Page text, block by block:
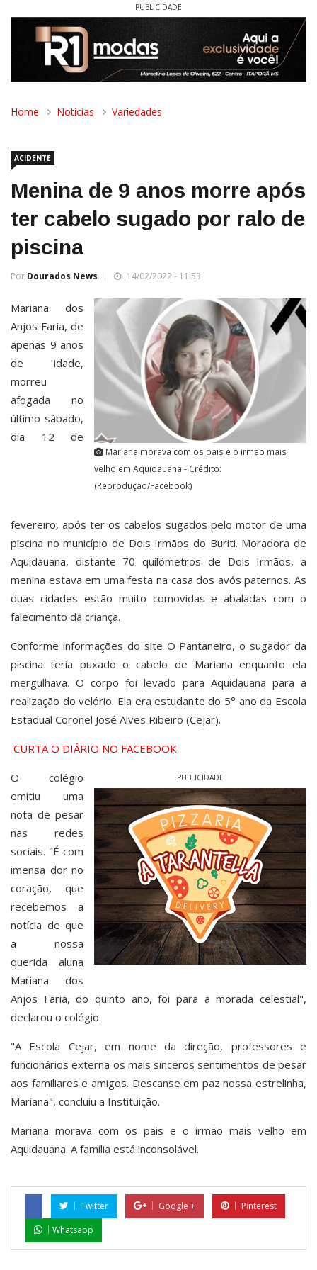
PUBLICIDADE
Home Notícias Variedades
ACIDENTE
Menina de 9 anos morre após
ter cabelo sugado por ralo de
piscina
Por Dourados News 14/02/2022 - 11:53
Mariana morava com os pais e o irmão mais
velho em Aquidauana - Crédito:
(Reprodução/Facebook)
Mariana dos
Anjos Faria, de
apenas 9 anos
de idade,
morreu
afogada no
último sábado,
dia 12 de
fevereiro, após ter os cabelos sugados pelo motor de uma
piscina no município de Dois Irmãos do Buriti. Moradora de
Aquidauana, distante 70 quilômetros de Dois Irmãos, a
menina estava em uma festa na casa dos avós paternos. As
duas cidades estão muito comovidas e abaladas com o
falecimento da criança.
Conforme informações do site O Pantaneiro, o sugador da
piscina teria puxado o cabelo de Mariana enquanto ela
mergulhava. O corpo foi levado para Aquidauana para a
realização do velório. Ela era estudante do 5° ano da Escola
Estadual Coronel José Alves Ribeiro (Cejar).
CURTA O DIÁRIO NO FACEBOOK
PUBLICIDADE
O colégio
emitiu uma
nota de pesar
nas redes
sociais. "É com
imensa dor no
coração, que
recebemos a
notícia de que
a nossa
querida aluna
Mariana dos
Anjos Faria, do quinto ano, foi para a morada celestial",
declarou o colégio.
"A Escola Cejar, em nome da direção, professores e
funcionários externa os mais sinceros sentimentos de pesar
aos familiares e amigos. Descanse em paz nossa estrelinha,
Mariana", concluiu a Instituição.
Mariana morava com os pais e o irmão mais velho em
Aquidauana. A família está inconsolável.
Twitter Google +
Pinterest
Whatsapp